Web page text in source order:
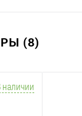
(8)
наличии